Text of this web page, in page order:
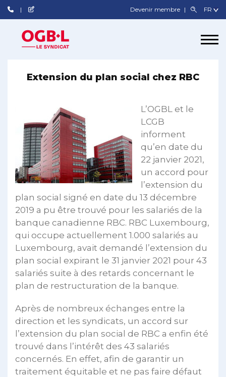
Devenir membre
Extension du plan social chez RBC
L’OGBL et le
LCGB
informent
qu’en date du
22 janvier 2021,
un accord pour
l’extension du
plan social signé en date du 13 décembre
2019 a pu être trouvé pour les salariés de la
banque canadienne RBC. RBC Luxembourg,
qui occupe actuellement 1.000 salariés au
Luxembourg, avait demandé l’extension du
plan social expirant le 31 janvier 2021 pour 43
salariés suite à des retards concernant le
plan de restructuration de la banque.
Après de nombreux échanges entre la
direction et les syndicats, un accord sur
l’extension du plan social de RBC a enfin été
trouvé dans l’intérêt des 43 salariés
concernés. En effet, afin de garantir un
traitement équitable et ne pas faire défaut